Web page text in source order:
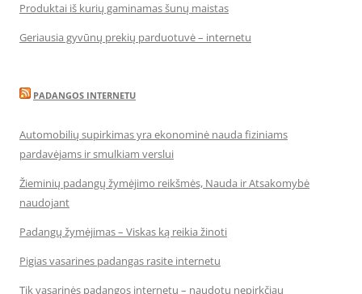
Produktai iš kurių gaminamas šunų maistas
Geriausia gyvūnų prekių parduotuvė – internetu
PADANGOS INTERNETU
Automobilių supirkimas yra ekonominė nauda fiziniams
pardavėjams ir smulkiam verslui
Žieminių padangų žymėjimo reikšmės, Nauda ir Atsakomybė
naudojant
Padangų žymėjimas – Viskas ką reikia žinoti
Pigias vasarines padangas rasite internetu
Tik vasarinės padangos internetu – naudotų nepirkčiau